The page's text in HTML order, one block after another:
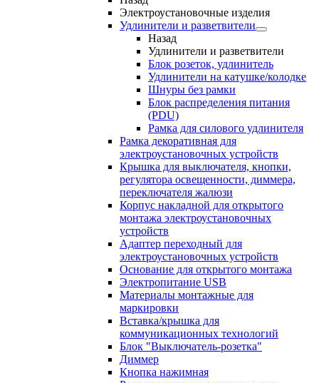
Электроустановочные изделия
Удлинители и разветвители
Назад
Удлинители и разветвители
Блок розеток, удлинитель
Удлинители на катушке/колодке
Шнуры без рамки
Блок распределения питания
(PDU)
Рамка для силового удлинителя
Рамка декоративная для
электроустановочных устройств
Крышка для выключателя, кнопки,
регулятора освещенности, диммера,
переключателя жалюзи
Корпус накладной для открытого
монтажа электроустановочных
устройств
Адаптер переходный для
электроустановочных устройств
Основание для открытого монтажа
Электропитание USB
Материалы монтажные для
маркировки
Вставка/крышка для
коммуникационных технологий
Блок "Выключатель-розетка"
Диммер
Кнопка нажимная